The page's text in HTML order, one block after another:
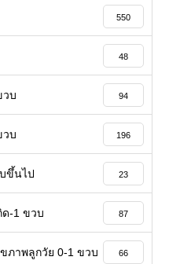
550
48
วบ 94
วบ 196
ขึ้นไป 23
ด-1 ขวบ 87
ภาพลูกวัย 0-1 ขวบ 66